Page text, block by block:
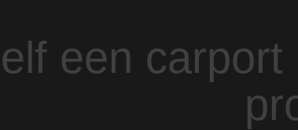
een